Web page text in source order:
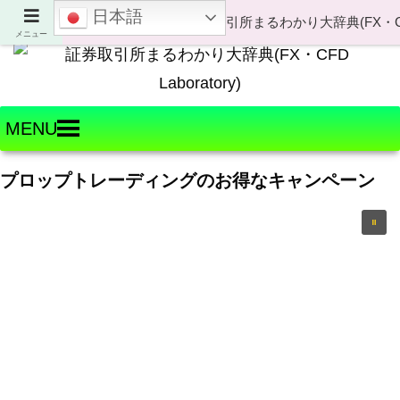
Welcome to FX・CFD Laboratory!
MENU
プロップトレーディングのお得なキャンペーン
メニュー
日本語